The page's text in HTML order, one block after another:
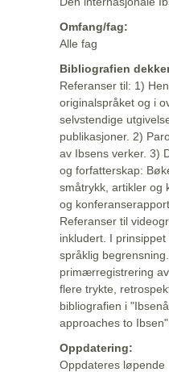
Omfang/fag:
Alle fag
Bibliografien
Referanser til: 1)
originalspråket og i
selvstendige
publikasjoner. 2)
av Ibsens verker. 3)
og forfatterskap:
småtrykk, artikler og
og
Referanser til
inkludert. I
språklig
primærregistrering
flere trykte,
bibliografien i
approaches to
Oppdatering:
Oppdateres løpende